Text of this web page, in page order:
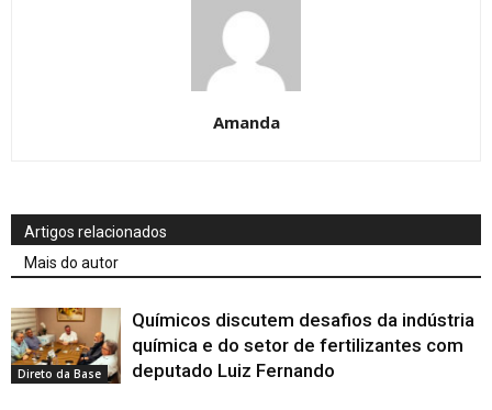
Amanda
Artigos relacionados
Mais do autor
Direto da Base
Químicos discutem desafios da indústria
química e do setor de fertilizantes com
deputado Luiz Fernando